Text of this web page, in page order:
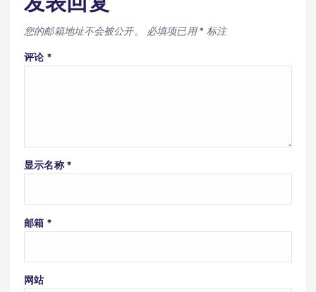
您的邮箱地址不会被公开。 必填项已用* 标注
评论 *
显示名称 *
邮箱 *
网站